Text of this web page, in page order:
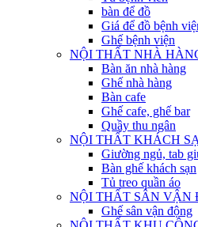
bàn để đồ
Giá để đồ bệnh
Ghế bệnh viện
NỘI THẤT NHÀ
Bàn ăn nhà hàng
Ghế nhà hàng
Bàn cafe
Ghế cafe, ghế bar
Quầy thu ngân
NỘI THẤT KHÁCH
Giường ngủ, tab
Bàn ghế khách sạn
Tủ treo quần áo
NỘI THẤT SÂN VẬN
Ghế sân vận động